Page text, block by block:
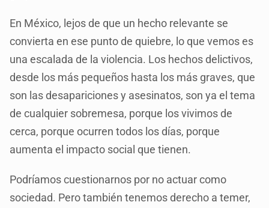
En México, lejos de que un hecho relevante se
convierta en ese punto de quiebre, lo que vemos es
una escalada de la violencia. Los hechos delictivos,
desde los más pequeños hasta los más graves, que
son las desapariciones y asesinatos, son ya el tema
de cualquier sobremesa, porque los vivimos de
cerca, porque ocurren todos los días, porque
aumenta el impacto social que tienen.
Podríamos cuestionarnos por no actuar como
sociedad. Pero también tenemos derecho a temer,